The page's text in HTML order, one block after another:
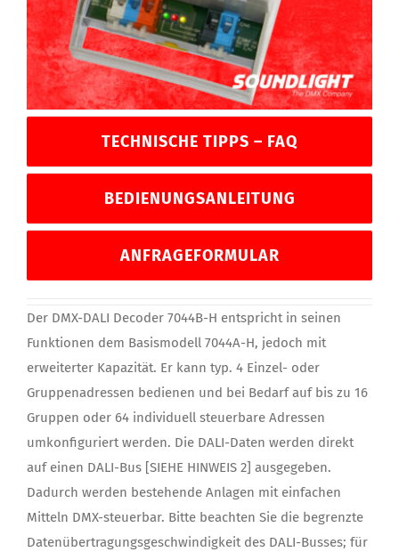
TECHNISCHE TIPPS – FAQ
BEDIENUNGSANLEITUNG
ANFRAGEFORMULAR
Der DMX-DALI Decoder 7044B-H entspricht in seinen
Funktionen dem Basismodell 7044A-H, jedoch mit
erweiterter Kapazität. Er kann typ. 4 Einzel- oder
Gruppenadressen bedienen und bei Bedarf auf bis zu 16
Gruppen oder 64 individuell steuerbare Adressen
umkonfiguriert werden. Die DALI-Daten werden direkt
auf einen DALI-Bus [SIEHE HINWEIS 2] ausgegeben.
Dadurch werden bestehende Anlagen mit einfachen
Mitteln DMX-steuerbar. Bitte beachten Sie die begrenzte
Datenübertragungsgeschwindigkeit des DALI-Busses; für